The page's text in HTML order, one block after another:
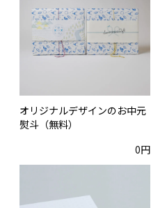
オリジナルデザインのお中元
熨斗（無料）
0円